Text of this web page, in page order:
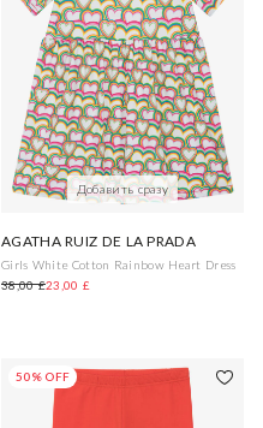
Добавить сразу
AGATHA RUIZ DE LA PRADA
Girls White Cotton Rainbow Heart Dress
38,00 £23,00 £
50% OFF